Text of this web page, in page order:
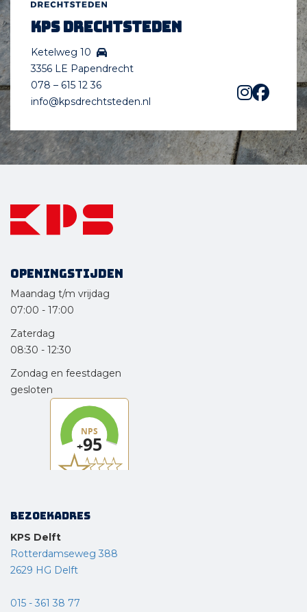
KPS Drechtsteden
Ketelweg 10
3356 LE Papendrecht
078 – 615 12 36
info@kpsdrechtsteden.nl
Openingstijden
Maandag t/m vrijdag
07:00 - 17:00
Zaterdag
08:30 - 12:30
Zondag en feestdagen
gesloten
Bezoekadres
KPS Delft
Rotterdamseweg 388
2629 HG Delft
015 - 361 38 77